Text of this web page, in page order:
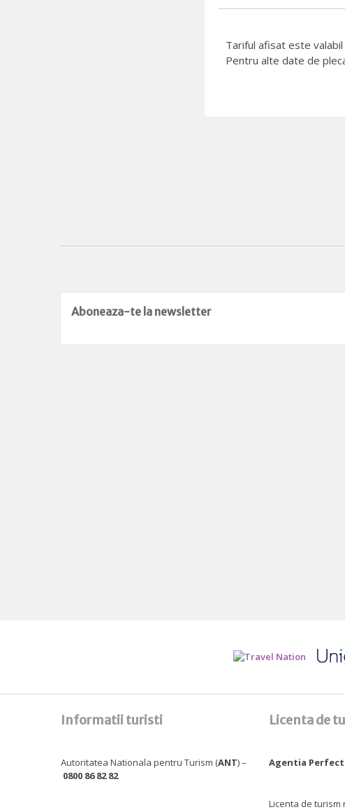
Tariful afisat este
Pentru alte date de
Aboneaza-te la newsletter
Informatii turisti
Autoritatea Nationala pentru Turism (ANT) –
0800 86 82 82
Licenta de
Agentia
Licenta de turism